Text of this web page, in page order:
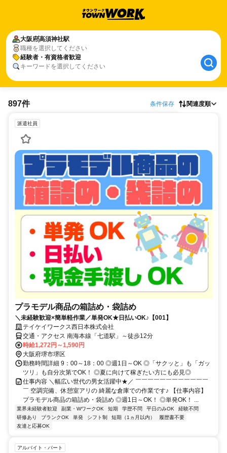
大阪府高須神社駅
職種を選択してください
経験者・有資格者歓迎
キーワードを選択してください
897件 条件保存 関連度順
派遣社員
プラモデル商品の箱詰め・袋詰め
＼未経験歓迎×簡単軽作業／単発OK★日払いOK♪【001】
テイケイワークス西日本株式会社
交通・アクセス 南海本線「七道駅」～徒歩12分
時給1,272円～1,590円
大阪府堺市堺区
勤務時間詳細 9：00～18：00 ◎週1日～OK ◎「サクッと」も「ガッ
ツリ」も自分次第でOK！ ◎夏に向けて稼ぎたい方にも必見◎
仕事内容 ＼幅広い世代の男女活躍中★／ ￣￣￣￣￣￣￣￣￣￣￣￣
￣ 空調完備、休憩室アリの 綺麗な倉庫での作業です♪ 【仕事内容】
プラモデル商品の箱詰め・袋詰め ◎週1日～OK！ ◎単発OK！ ...
業界未経験者歓迎 副業・WワークOK 短期 学歴不問 平日のみOK
経験不問
研修あり
ブランクOK 単発 シフト制 短期（1ヵ月以内）
履歴書不要
友達と応募OK
アルバイト・パート